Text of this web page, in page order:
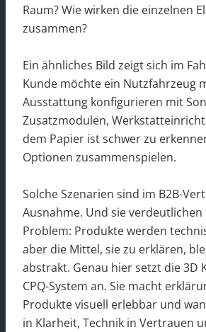
Raum? Wie wirken die einzelnen
zusammen?
Ein ähnliches Bild zeigt sich im
Kunde möchte ein Nutzfahrzeug
Ausstattung konfigurieren mit
Zusatzmodulen,
dem Papier ist schwer zu
Optionen zusammenspielen.
Solche Szenarien sind im B2B-
Ausnahme. Und sie
Problem: Produkte werden
aber die Mittel, sie zu erklären,
abstrakt. Genau hier setzt die 3D
CPQ-System an. Sie macht
Produkte visuell erlebbar und
in Klarheit, Technik in Vertrauen